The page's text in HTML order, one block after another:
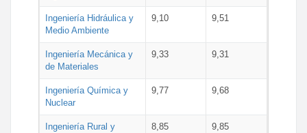
Ingeniería Hidráulica y
Medio Ambiente
9,10 9,51
Ingeniería Mecánica y
de Materiales
9,33 9,31
Ingeniería Química y
Nuclear
9,77 9,68
Ingeniería Rural y
8,85 9,85